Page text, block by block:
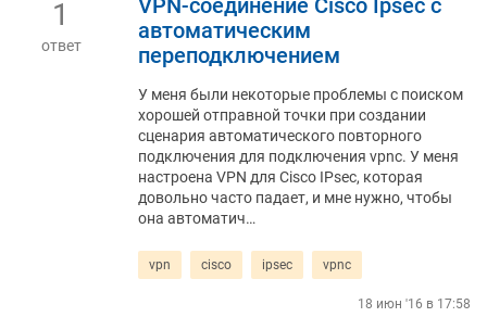
1
ответ
VPN-соединение Cisco Ipsec с
автоматическим
переподключением
У меня были некоторые проблемы с поиском
хорошей отправной точки при создании
сценария автоматического повторного
подключения для подключения vpnc. У меня
настроена VPN для Cisco IPsec, которая
довольно часто падает, и мне нужно, чтобы
она автоматич…
vpn cisco ipsec vpnc
18 июн '16 в 17:58